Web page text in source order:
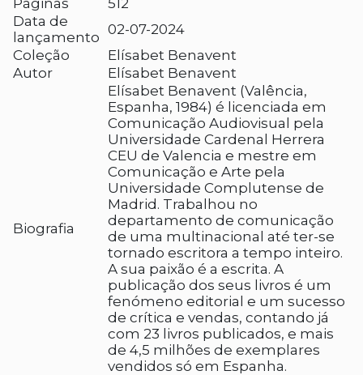
Páginas
512
Data de
lançamento 02-07-2024
Coleção
Elísabet Benavent
Autor
Elísabet Benavent
Biografia
Elísabet Benavent (Valência,
Espanha, 1984) é licenciada em
Comunicação Audiovisual pela
Universidade Cardenal Herrera
CEU de Valencia e mestre em
Comunicação e Arte pela
Universidade Complutense de
Madrid. Trabalhou no
departamento de comunicação
de uma multinacional até ter-se
tornado escritora a tempo inteiro.
A sua paixão é a escrita. A
publicação dos seus livros é um
fenómeno editorial e um sucesso
de crítica e vendas, contando já
com 23 livros publicados, e mais
de 4,5 milhões de exemplares
vendidos só em Espanha.